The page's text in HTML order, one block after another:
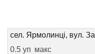
сел. Ярмолинці, вул.
0.5 уп макс